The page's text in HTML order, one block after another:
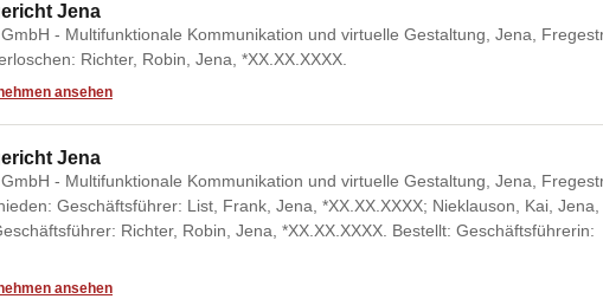
Jena
- Multifunktionale Kommunikation und virtuelle Gestaltung, Jena,
Richter, Robin, Jena, *XX.XX.XXXX.
ansehen
Jena
- Multifunktionale Kommunikation und virtuelle Gestaltung, Jena,
Geschäftsführer: List, Frank, Jena, *XX.XX.XXXX; Nieklauson, Kai, Jena,
Richter, Robin, Jena, *XX.XX.XXXX. Bestellt: Geschäftsführerin:
ansehen